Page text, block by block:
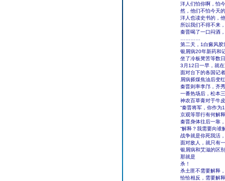
洋人们怕你啊，怕
然，他们不怕今天
洋人也读史书的，
所以我们不得不来
秦晋喝了一口闷酒
第二天，1白癜风
银屑病20年新药和
坐了冷板凳苦等数
3月12日一早，就
面对台下的各国记
屑病搽煤焦油后变
秦晋则率李邝，齐
一番热场后，松本
神农百草膏对于牛
“秦晋将军，你作为
京观等罪行有何解
秦晋身体往后一靠
“解释？我需要向谁
战争就是你死我活
面对敌人，就只有
银屑病和艾滋的区别
那就是
杀！
杀土匪不需要解释
恰恰相反，需要解